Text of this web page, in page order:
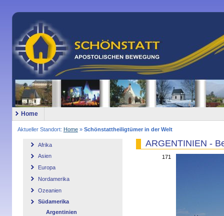
Home
Aktueller Standort: Home» Schönstattheiligtümer in der Welt
Afrika
Asien
Europa
Nordamerika
Ozeanien
Südamerika
Argentinien
ARGENTINIEN -
171